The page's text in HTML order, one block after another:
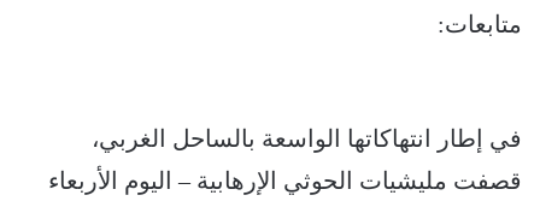
متابعات:
في إطار انتهاكاتها الواسعة بالساحل الغربي،
قصفت مليشيات الحوثي الإرهابية – اليوم الأربعاء